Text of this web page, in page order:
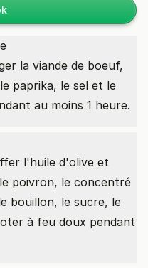
la viande de boeuf,
paprika, le sel et le
au moins 1 heure.
l'huile d'olive et
poivron, le concentré
bouillon, le sucre, le
à feu doux pendant